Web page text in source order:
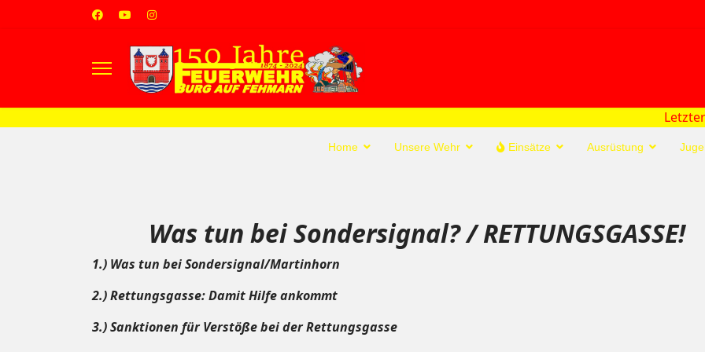
Home Unsere Wehr Einsätze Ausrüstung
Letzter Einsatz:
Was tun bei Sondersignal? / RETTUNGSGASSE!
1.) Was tun bei Sondersignal/Martinhorn
2.) Rettungsgasse: Damit Hilfe ankommt
3.)Sanktionen für Verstöße bei der Rettungsgasse